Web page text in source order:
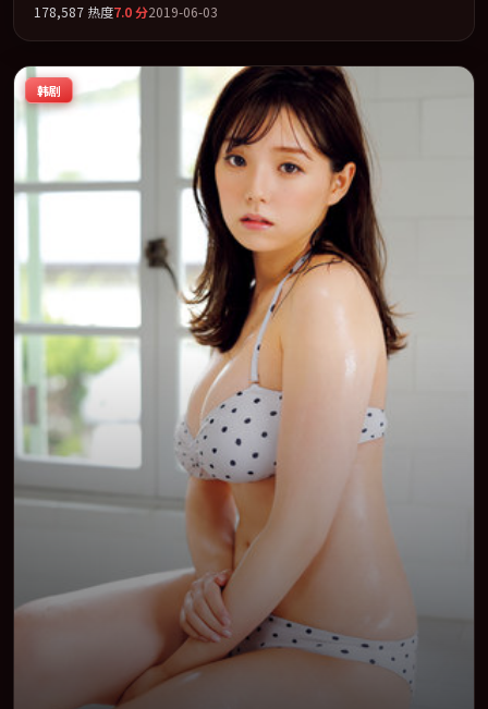
去。全片以「爱情」类型为骨架，在叙事、表演与视听上力求统
一。定于 2019-06-09 在内地院线及主流平台同步亮相，2019 年度
话题片中口碑稳健，适合喜欢强情节与人物弧光的观众完整观看。
178,587 热度7.0分2019-06-03
韩剧